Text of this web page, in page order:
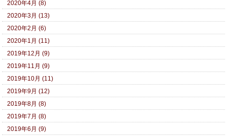
2020年4月 (8)
2020年3月 (13)
2020年2月 (6)
2020年1月 (11)
2019年12月 (9)
2019年11月 (9)
2019年10月 (11)
2019年9月 (12)
2019年8月 (8)
2019年7月 (8)
2019年6月 (9)